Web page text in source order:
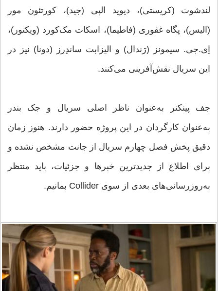
لندشوت (کریستی)، دیوید الپی (جید)، کورتئون مور
(الیس)، پگاه غفوری (فاطیما)، اسکات مک‌کورد (ویکتور)،
اِی.جی. سیمونز (رَندال) و الیزابت ساندِرز (دونا) نیز در
این سریال نقش‌آفرینی می‌کنند.
جف پینکنر به‌عنوان ناظر اصلی سریال و جک بندر
به‌عنوان کارگردان در این پروژه حضور دارند. هنوز زمان
دقیق پخش فصل چهارم سریال از جانت مشخص نشده و
برای اطلاع از جدیدترین خبرها و جزئیات، باید منتظر
به‌روزرسانی‌های بعدی از سوی Collider بمانیم.